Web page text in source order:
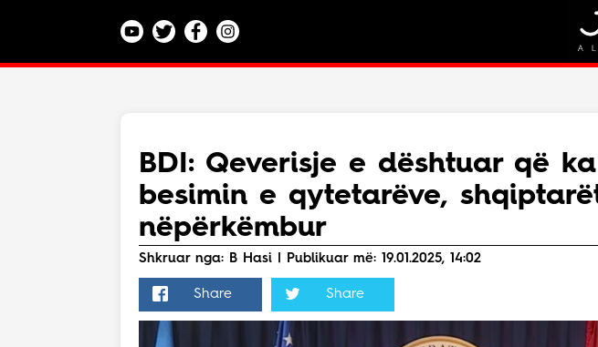
Lajme
Teknologji
Bota
Argëtim
Maqedoni
Puno me ne!
Live
BDI: Qeverisje e dështuar që
besimin e qytetarëve,
nëpërkëmbur
Shkruar nga: B Hasi | Publikuar më: 19.01.2025, 14:02
Share Share